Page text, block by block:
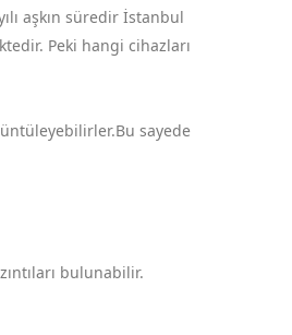
aşkın süredir İstanbul
Peki hangi cihazları
sayede
bulunabilir.